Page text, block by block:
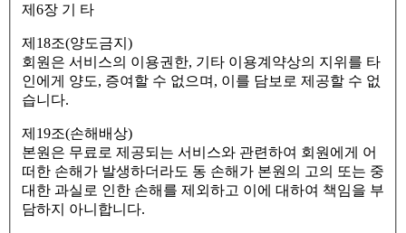
제6장 기 타
제18조(양도금지)
회원은 서비스의 이용권한, 기타 이용계약상의 지위를 타
인에게 양도, 증여할 수 없으며, 이를 담보로 제공할 수 없
습니다.
제19조(손해배상)
본원은 무료로 제공되는 서비스와 관련하여 회원에게 어
떠한 손해가 발생하더라도 동 손해가 본원의 고의 또는 중
대한 과실로 인한 손해를 제외하고 이에 대하여 책임을 부
담하지 아니합니다.